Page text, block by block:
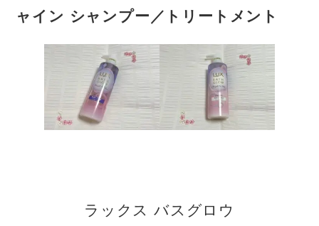
ャイン シャンプー／トリートメント
ラックス バスグロウ